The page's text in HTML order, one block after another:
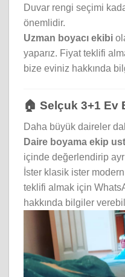
Duvar rengi seçimi
önemlidir.
Uzman boyacı ekibi
yaparız. Fiyat teklifi
bize eviniz hakkında
🏠 Selçuk 3+1 Ev
Daha büyük daireler
Daire boyama ekip
içinde değerlendirip ayrı
İster klasik ister
teklifi almak için
hakkında bilgiler